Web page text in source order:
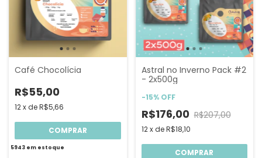
Café Chocolícia
R$55,00
12xdeR$5,66
COMPRAR
5943em estoque
Astral no Inverno Pack #2
- 2x500g
-15% OFF
R$176,00 R$207,00
12 xdeR$18,10
COMPRAR